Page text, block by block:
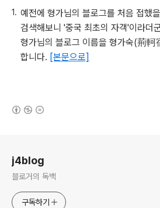
예전에 형가님의 블로그를 처음 접했
검색해보니 '중국 최초의 자객'이라더
형가님의 블로그 이름을 형가숙(荊軻
합니다. [본문으로]
j4blog
블로거의 독백
구독하기